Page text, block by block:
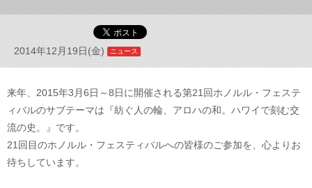
2014年12月19日(金) ニュース
来年、2015年3月6日～8日に開催される第21回ホノルル・フェステ
ィバルのサブテーマは『紡ぐ人の輪、アロハの和。ハワイで刻む交
流の史。』です。
21回目のホノルル・フェスティバルへの皆様のご参加を、心よりお
待ちしています。